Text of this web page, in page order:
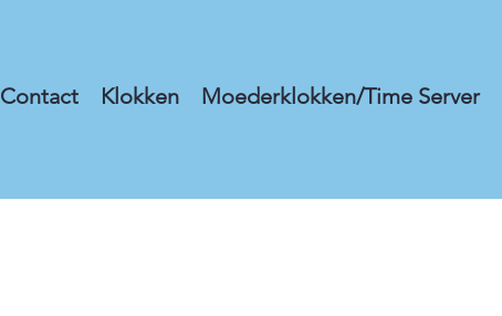
Contact Klokken Moederklokken/Time Server